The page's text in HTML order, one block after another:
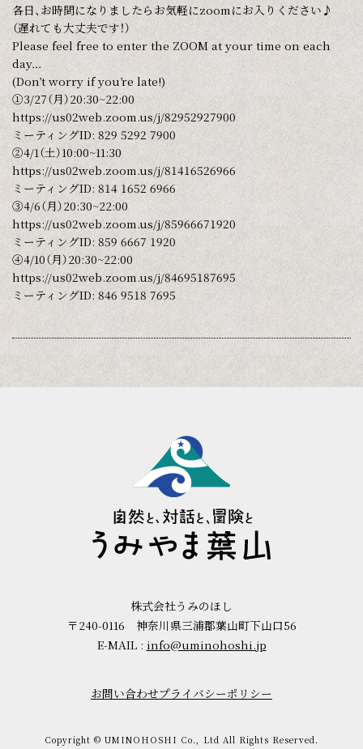
各日、お時間になりましたらお気軽にzoomにお入りください♪
（遅れても大丈夫です！）
Please feel free to enter the ZOOM at your time on each
day…
(Don’t worry if you’re late!)
①3/27（月）20:30~22:00
https://us02web.zoom.us/j/82952927900
ミーティングID: 829 5292 7900
②4/1（土）10:00~11:30
https://us02web.zoom.us/j/81416526966
ミーティングID: 814 1652 6966
③4/6（月）20:30~22:00
https://us02web.zoom.us/j/85966671920
ミーティングID: 859 6667 1920
④4/10（月）20:30~22:00
https://us02web.zoom.us/j/84695187695
ミーティングID: 846 9518 7695
株式会社うみのほし
〒240-0116 神奈川県三浦郡葉山町下山口56
E-MAIL : info@uminohoshi.jp
お問い合わせプライバシーポリシー
Copyright ©︎ UMINOHOSHI Co., Ltd All Rights Reserved.